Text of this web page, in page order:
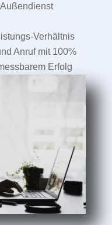
Verhältnis
Anruf mit 100%
Erfolg